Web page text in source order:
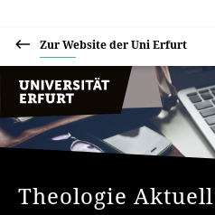
Zur Website der Uni Erfurt
Theologie Aktuell